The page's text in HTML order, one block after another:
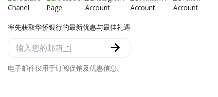
率先获取华侨银行的最新优惠与最佳礼遇
电子邮件仅用于订阅促销及优惠信息。